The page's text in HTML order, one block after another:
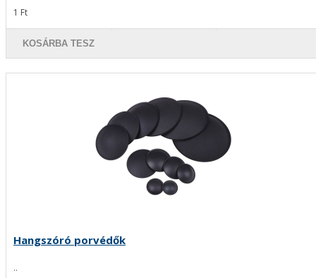
1 Ft
KOSÁRBA TESZ
Hangszóró porvédők
..